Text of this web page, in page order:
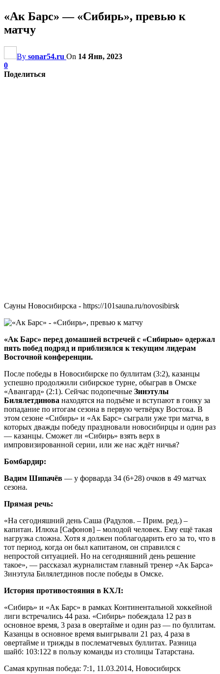
«Ак Барс» — «Сибирь», превью к
матчу
By sonar54.ru On 14 Янв, 2023
0
Поделиться
Сауны Новосибирска - https://101sauna.ru/novosibirsk
«Ак Барс» перед домашней встречей с «Сибирью» одержал
пять побед подряд и приблизился к текущим лидерам
Восточной конференции.
После победы в Новосибирске по буллитам (3:2), казанцы
успешно продолжили сибирское турне, обыграв в Омске
«Авангард» (2:1). Сейчас подопечные Зинэтулы
Билялетдинова находятся на подъёме и вступают в гонку за
попадание по итогам сезона в первую четвёрку Востока. В
этом сезоне «Сибирь» и «Ак Барс» сыграли уже три матча, в
которых дважды победу праздновали новосибирцы и один раз
— казанцы. Сможет ли «Сибирь» взять верх в
импровизированной серии, или же нас ждёт ничья?
Бомбардир:
Вадим Шипачёв — у форварда 34 (6+28) очков в 49 матчах
сезона.
Прямая речь:
«На сегодняшний день Саша (Радулов. – Прим. ред.) –
капитан. Илюха [Сафонов] – молодой человек. Ему ещё такая
нагрузка сложна. Хотя я должен поблагодарить его за то, что в
тот период, когда он был капитаном, он справился с
непростой ситуацией. Но на сегодняшний день решение
такое», — рассказал журналистам главный тренер «Ак Барса»
Зинэтула Билялетдинов после победы в Омске.
История противостояния в КХЛ:
«Сибирь» и «Ак Барс» в рамках Континентальной хоккейной
лиги встречались 44 раза. «Сибирь» побеждала 12 раз в
основное время, 3 раза в овертайме и один раз — по буллитам.
Казанцы в основное время выигрывали 21 раз, 4 раза в
овертайме и трижды в послематчевых буллитах. Разница
шайб: 103:122 в пользу команды из столицы Татарстана.
Самая крупная победа: 7:1, 11.03.2014, Новосибирск